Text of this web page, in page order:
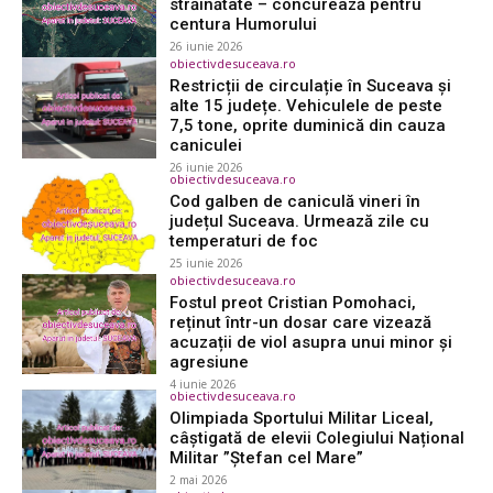
străinătate – concurează pentru
centura Humorului
26 iunie 2026
obiectivdesuceava.ro
Restricții de circulație în Suceava și
alte 15 județe. Vehiculele de peste
7,5 tone, oprite duminică din cauza
caniculei
26 iunie 2026
obiectivdesuceava.ro
Cod galben de caniculă vineri în
județul Suceava. Urmează zile cu
temperaturi de foc
25 iunie 2026
obiectivdesuceava.ro
Fostul preot Cristian Pomohaci,
reținut într-un dosar care vizează
acuzații de viol asupra unui minor și
agresiune
4 iunie 2026
obiectivdesuceava.ro
Olimpiada Sportului Militar Liceal,
câștigată de elevii Colegiului Național
Militar ”Ștefan cel Mare”
2 mai 2026